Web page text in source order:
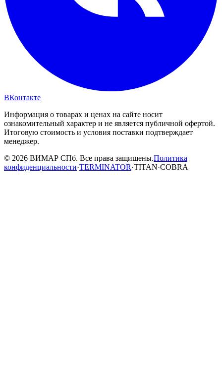
ВКонтакте
Информация о товарах и ценах на сайте носит
ознакомительный характер и не является публичной офертой.
Итоговую стоимость и условия поставки подтверждает
менеджер.
© 2026 ВИМАР СПб. Все права защищены.Политика
конфиденциальности·TERMINATOR·TITAN·COBRA